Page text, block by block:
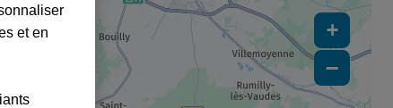
+
−
et en